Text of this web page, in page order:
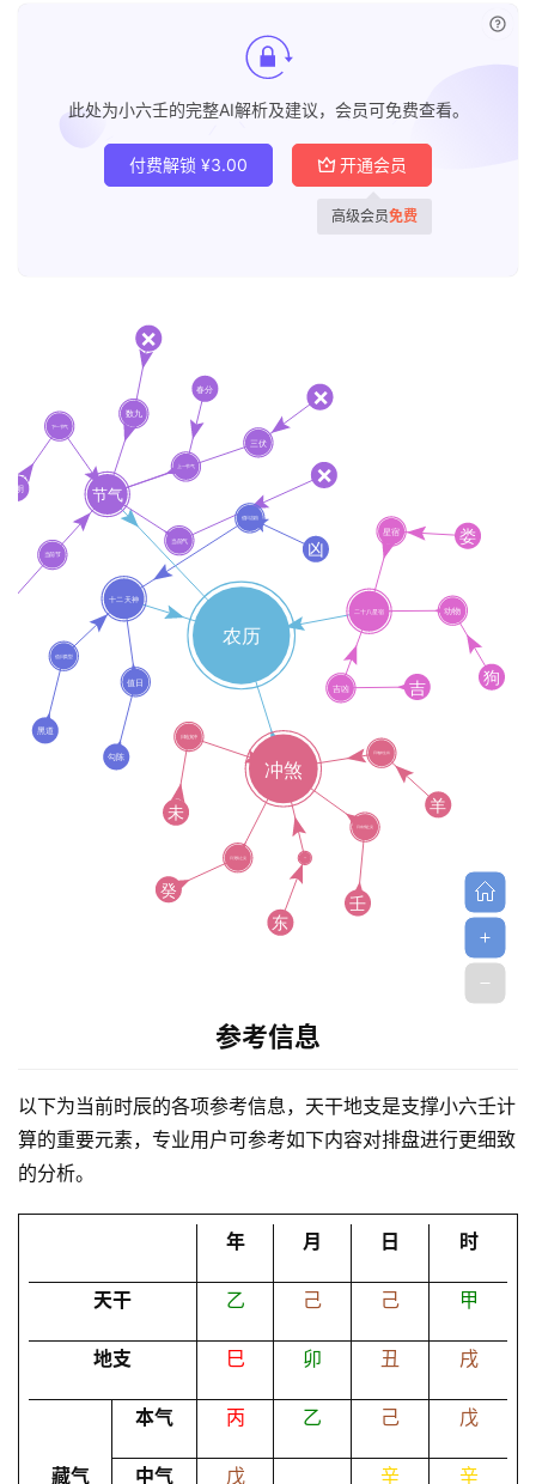
首
页
此处为小六壬的完整AI解析及建议，会员可免费查看。
付费解锁 ¥3.00 开通会员
高级会员免费
参考信息
以下为当前时辰的各项参考信息，天干地支是支撑小六壬计
算的重要元素，专业用户可参考如下内容对排盘进行更细致
的分析。
年 月 日 时
天干 乙 己 己 甲
地支 巳 卯 丑 戌
本气 丙 乙 己 戊
藏气 中气 戊 辛 辛